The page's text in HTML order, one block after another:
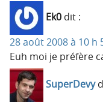
Ek0 dit :
28 août 2008 à 10 h
Euh moi je préfère
SuperDevy